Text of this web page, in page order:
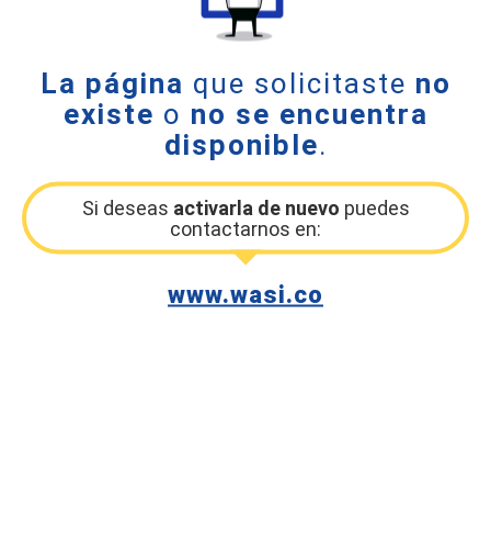
La página que solicitaste no
existe o no se encuentra
disponible.
Si deseas activarla de nuevo puedes
contactarnos en:
www.wasi.co